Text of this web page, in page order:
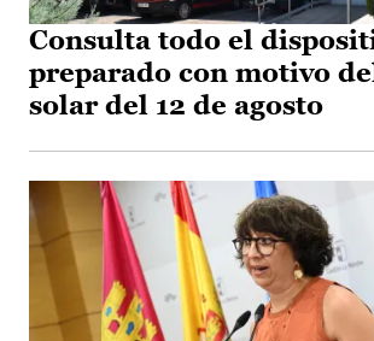
Consulta todo el
preparado con motivo
solar del 12 de agosto